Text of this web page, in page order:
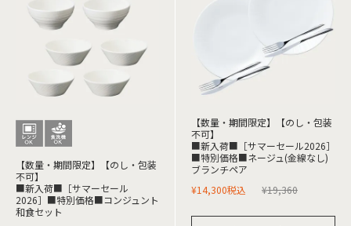
【数量・期間限定】【のし・包装
不可】
■新入荷■［サマーセール
2026］■特別価格■コンジュント
和食セット
【数量・期間限定】【のし・包装
不可】
■新入荷■［サマーセール2026］
■特別価格■ネージュ(金線なし)
ブランチペア
¥19,360
¥14,300税込